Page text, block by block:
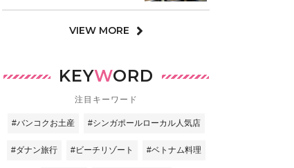
VIEW MORE
KEYWORD
注目キーワード
#バンコクお土産 #シンガポールローカル人気店
#ダナン旅行 #ビーチリゾート #ベトナム料理